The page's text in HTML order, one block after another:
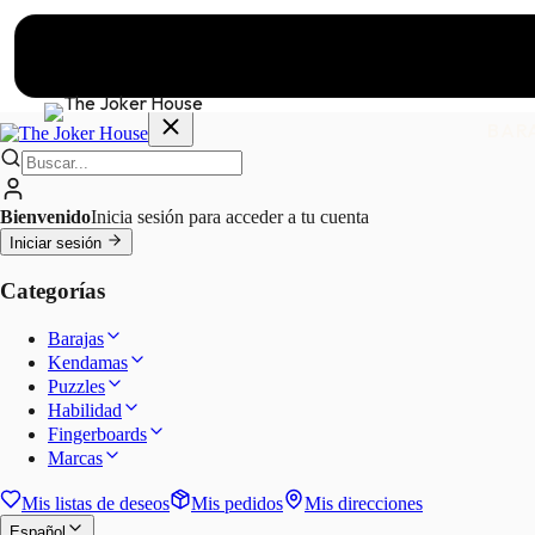
BienvenidoInicia sesión para acceder a tu cuenta
Iniciar sesión
Categorías
Barajas
Kendamas
Puzzles
Habilidad
Fingerboards
Marcas
Mis listas de deseos Mis pedidos Mis direcciones